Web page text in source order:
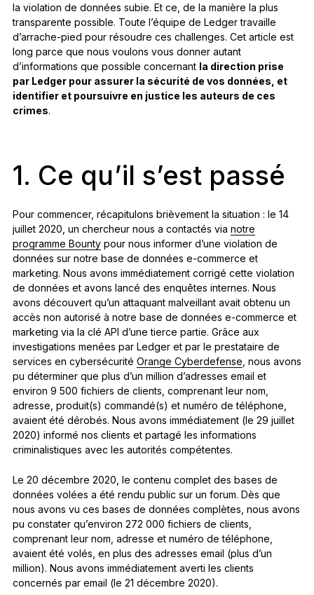
la violation de données subie. Et ce, de la manière la plus
transparente possible. Toute l’équipe de Ledger travaille
d’arrache-pied pour résoudre ces challenges. Cet article est
long parce que nous voulons vous donner autant
d’informations que possible concernant la direction prise
par Ledger pour assurer la sécurité de vos données, et
identifier et poursuivre en justice les auteurs de ces
crimes.
1. Ce qu’il s’est passé
Pour commencer, récapitulons brièvement la situation : le 14
juillet 2020, un chercheur nous a contactés via notre
programme Bountypour nous informer d’une violation de
données sur notre base de données e-commerce et
marketing. Nous avons immédiatement corrigé cette violation
de données et avons lancé des enquêtes internes. Nous
avons découvert qu’un attaquant malveillant avait obtenu un
accès non autorisé à notre base de données e-commerce et
marketing via la clé API d’une tierce partie. Grâce aux
investigations menées par Ledger et par le prestataire de
services en cybersécurité Orange Cyberdefense , nous avons
pu déterminer que plus d’un million d’adresses email et
environ 9 500 fichiers de clients, comprenant leur nom,
adresse, produit(s) commandé(s) et numéro de téléphone,
avaient été dérobés. Nous avons immédiatement (le 29 juillet
2020) informé nos clients et partagé les informations
criminalistiques avec les autorités compétentes.
Le 20 décembre 2020, le contenu complet des bases de
données volées a été rendu public sur un forum. Dès que
nous avons vu ces bases de données complètes, nous avons
pu constater qu’environ 272 000 fichiers de clients,
comprenant leur nom, adresse et numéro de téléphone,
avaient été volés, en plus des adresses email (plus d’un
million). Nous avons immédiatement averti les clients
concernés par email (le 21 décembre 2020).